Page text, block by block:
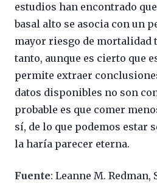
estudios han encontrado
basal alto se asocia con un
mayor riesgo de mortalidad
tanto, aunque es cierto que
permite extraer
datos disponibles no son
probable es que comer
sí, de lo que podemos estar
la haría parecer eterna.
Fuente: Leanne M. Redman,